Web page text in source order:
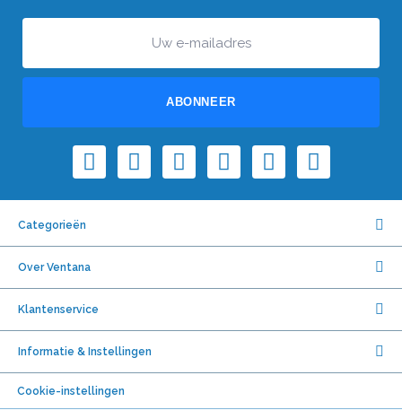
ABONNEER
Categorieën
Over Ventana
Klantenservice
Informatie & Instellingen
Cookie-instellingen